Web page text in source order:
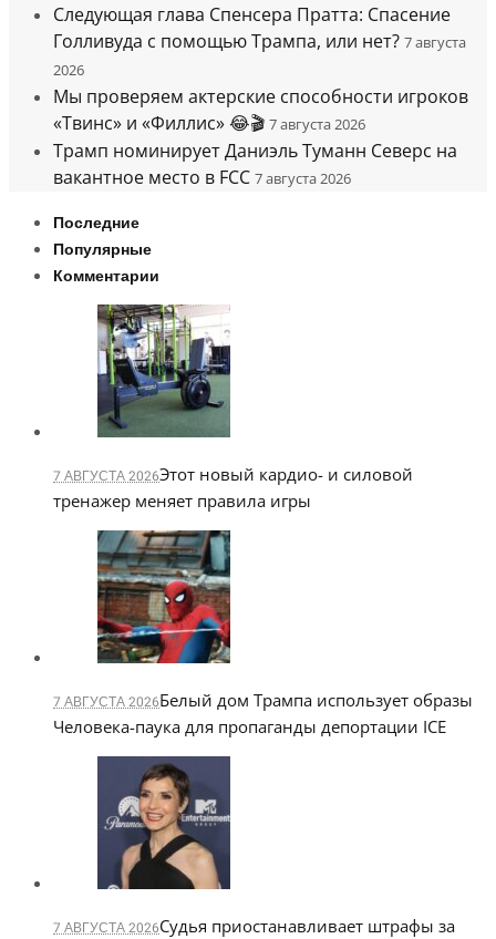
Следующая глава Спенсера Пратта: Спасение
Голливуда с помощью Трампа, или нет? 7 августа
2026
Мы проверяем актерские способности игроков
«Твинс» и «Филлис» 😂🎬 7 августа 2026
Трамп номинирует Даниэль Туманн Северс на
вакантное место в FCC 7 августа 2026
Последние
Популярные
Комментарии
7 АВГУСТА 2026Этот новый кардио- и силовой
тренажер меняет правила игры
7 АВГУСТА 2026Белый дом Трампа использует образы
Человека-паука для пропаганды депортации ICE
7 АВГУСТА 2026Судья приостанавливает штрафы за